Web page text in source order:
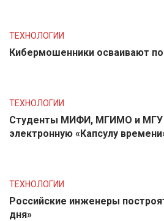
ТЕХНОЛОГИИ
Кибермошенники осваивают
ТЕХНОЛОГИИ
Студенты МИФИ, МГИМО и МГУ
электронную «Капсулу
ТЕХНОЛОГИИ
Российские инженеры
дня»